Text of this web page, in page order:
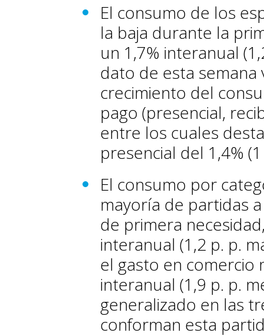
El consumo de los
la baja durante la
un 1,7% interanual
dato de esta
crecimiento del
pago (presencial,
entre los cuales
presencial del 1,4%
El consumo por
mayoría de partidas
de primera
interanual (1,2 p. p.
el gasto en comercio
interanual (1,9 p. p.
generalizado en las
conforman esta